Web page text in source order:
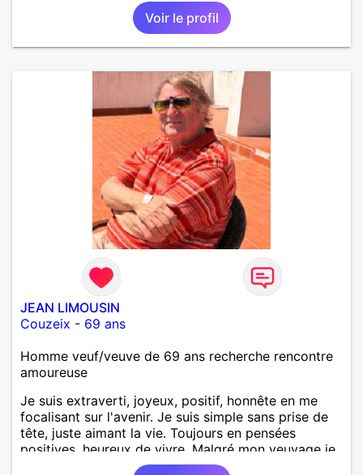
Voir le profil
JEAN LIMOUSIN
Couzeix - 69 ans
Homme veuf/veuve de 69 ans recherche rencontre
amoureuse
Je suis extraverti, joyeux, positif, honnête en me
focalisant sur l'avenir. Je suis simple sans prise de
tête, juste aimant la vie. Toujours en pensées
positives, heureux de vivre. Malgré mon veuvage je
me tourne vers l'avenir pour une deuxième vie